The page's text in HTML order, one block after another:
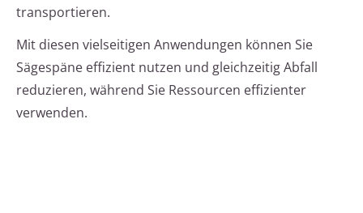
transportieren.
Mit diesen vielseitigen Anwendungen können Sie
Sägespäne effizient nutzen und gleichzeitig Abfall
reduzieren, während Sie Ressourcen effizienter
verwenden.